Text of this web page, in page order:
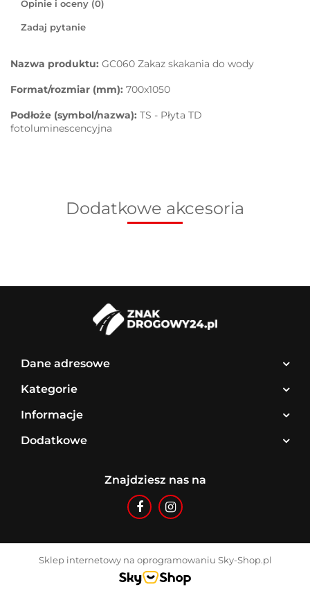
Opinie i oceny (0)
Zadaj pytanie
Nazwa produktu: GC060 Zakaz skakania do wody
Format/rozmiar (mm): 700x1050
Podłoże (symbol/nazwa): TS - Płyta TD
fotoluminescencyjna
Dodatkowe akcesoria
Dane adresowe
Kategorie
Informacje
Dodatkowe
Znajdziesz nas na
Sklep internetowy na oprogramowaniu Sky-Shop.pl